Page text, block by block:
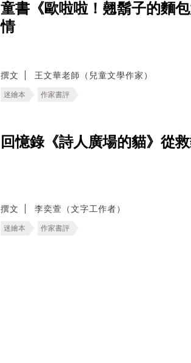
童書《歐啦啦！翹鬍子的麵
情
撰文 王文華老師（兒童文學作家）
迷繪本 作家書評
回憶錄《詩人廣場的貓》從
撰文 李奕萱（文字工作者）
迷繪本 作家書評